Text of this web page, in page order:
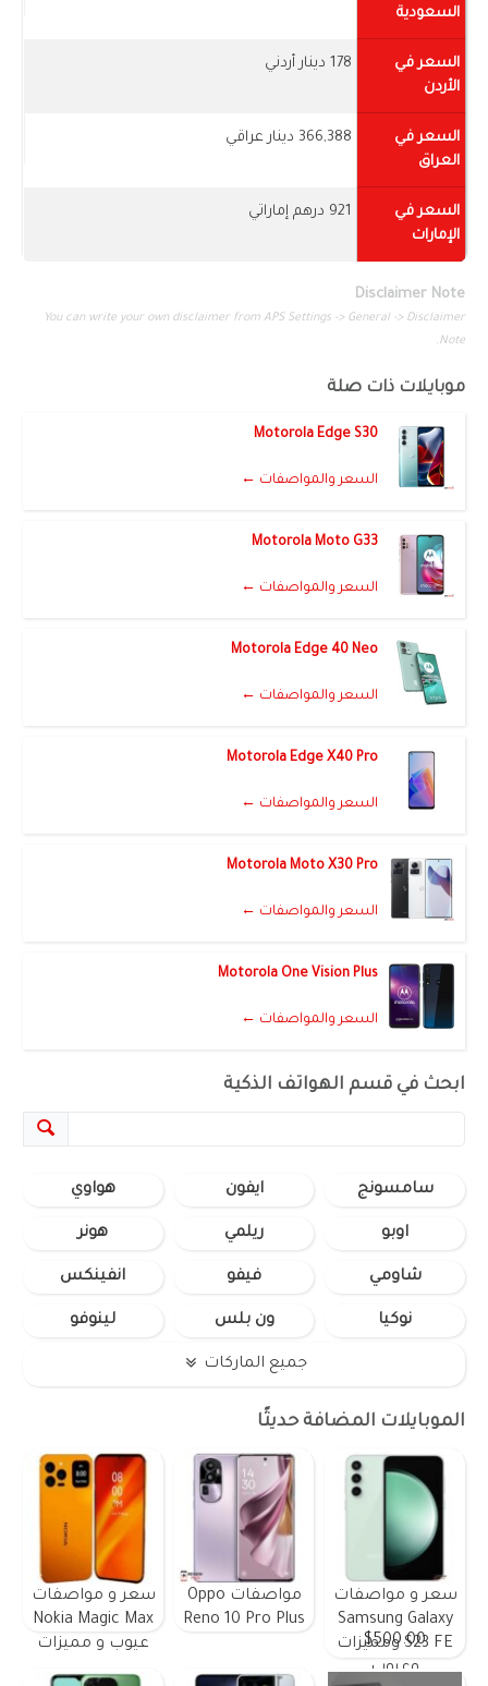
السعودية
السعر في
الأردن
178 دينار أردني
السعر في
العراق
366,388 دينار عراقي
السعر في
الإمارات
921 درهم إماراتي
Disclaimer Note
You can write your own disclaimer from APS Settings -> General -> Disclaimer
Note.
موبايلات ذات صلة
Motorola Edge S30
السعر والمواصفات ←
Motorola Moto G33
السعر والمواصفات ←
Motorola Edge 40 Neo
السعر والمواصفات ←
Motorola Edge X40 Pro
السعر والمواصفات ←
Motorola Moto X30 Pro
السعر والمواصفات ←
Motorola One Vision Plus
السعر والمواصفات ←
ابحث في قسم الهواتف الذكية
سامسونج ايفون هواوي
اوبو ريلمي هونر
شاومي فيفو انفينكس
نوكيا ون بلس لينوفو
جميع الماركات
الموبايلات المضافة حديثًا
سعر و مواصفات
Samsung Galaxy
S23 FE ومميزات
وعيوب
$500.00
مواصفات Oppo
Reno 10 Pro Plus
سعر و مواصفات
Nokia Magic Max
عيوب و مميزات